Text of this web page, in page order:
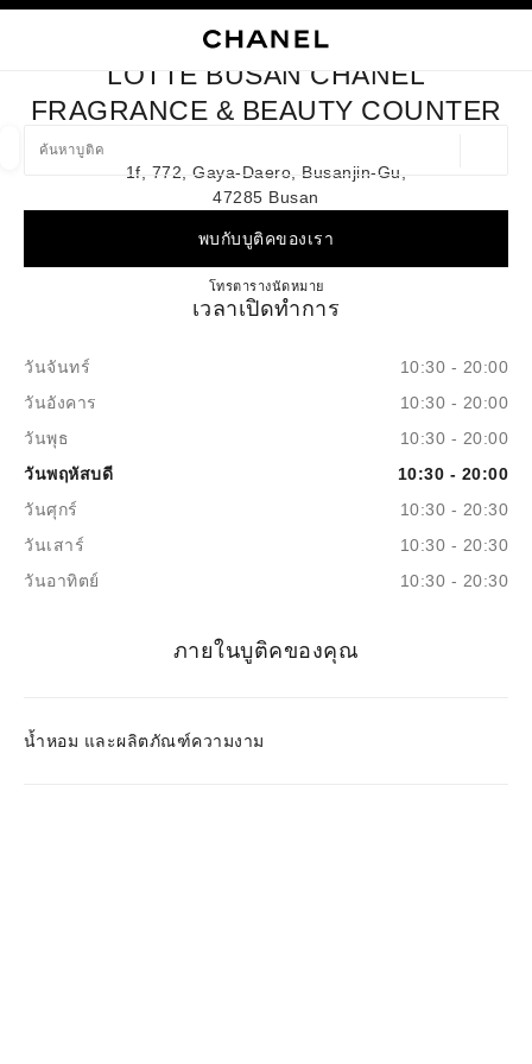
ค้นหาบูติค
ข้อเสนอจะแสดงอยู่ใต้แถบค้นหานี้
0 ข้อเสนอที่มีอยู่
ปิดการ์ดบูติก LOTTE BUSAN CHANEL FRAGRANCE & BEAUTY
LOTTE BUSAN CHANEL
FRAGRANCE & BEAUTY COUNTER
1f, 772, Gaya-Daero, Busanjin-Gu,
47285 Busan
พบกับบูติคของเรา
โทร+82 51 810 3118
ตารางนัดหมายLotte Busan CHANEL
เวลาเปิดทำการ
วันจันทร์
10:30 - 20:00
วันอังคาร
10:30 - 20:00
วันพุธ
10:30 - 20:00
วันพฤหัสบดี
10:30 - 20:00
วันศุกร์
10:30 - 20:30
วันเสาร์
10:30 - 20:30
วันอาทิตย์
10:30 - 20:30
ภายในบูติคของคุณ
น้ำหอม และผลิตภัณฑ์ความงาม
นาฬิกาและเครื่องประดับอัญมณี